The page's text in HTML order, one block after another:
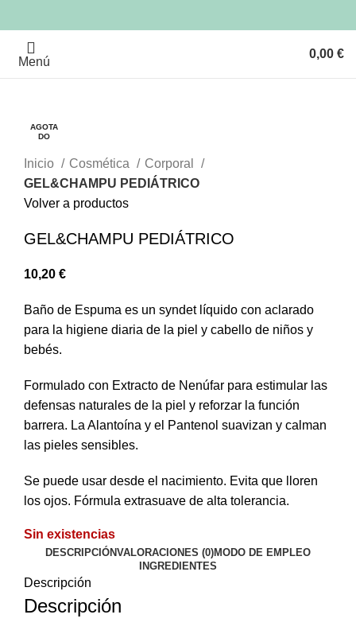
Menú
0,00 €
AGOTA
DO
Clic para ampliar
Inicio
Cosmética
Corporal
GEL&CHAMPU PEDIÁTRICO
Volver a productos
GEL&CHAMPU PEDIÁTRICO
10,20 €
Baño de Espuma es un syndet líquido con aclarado
para la higiene diaria de la piel y cabello de niños y
bebés.
Formulado con Extracto de Nenúfar para estimular las
defensas naturales de la piel y reforzar la función
barrera. La Alantoína y el Pantenol suavizan y calman
las pieles sensibles.
Se puede usar desde el nacimiento. Evita que lloren
los ojos. Fórmula extrasuave de alta tolerancia.
Sin existencias
DESCRIPCIÓNVALORACIONES (0)MODO DE EMPLEO
INGREDIENTES
Descripción
Descripción
AGOTA
DO
AGOTA
DO
AGOTA
DO
AGOTA
DO